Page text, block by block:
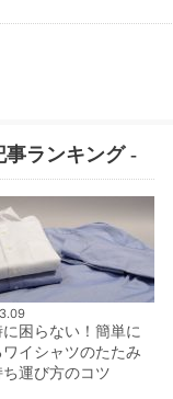
事ランキング -
困らない！簡単に
ワイシャツのたたみ
運び方のコツ